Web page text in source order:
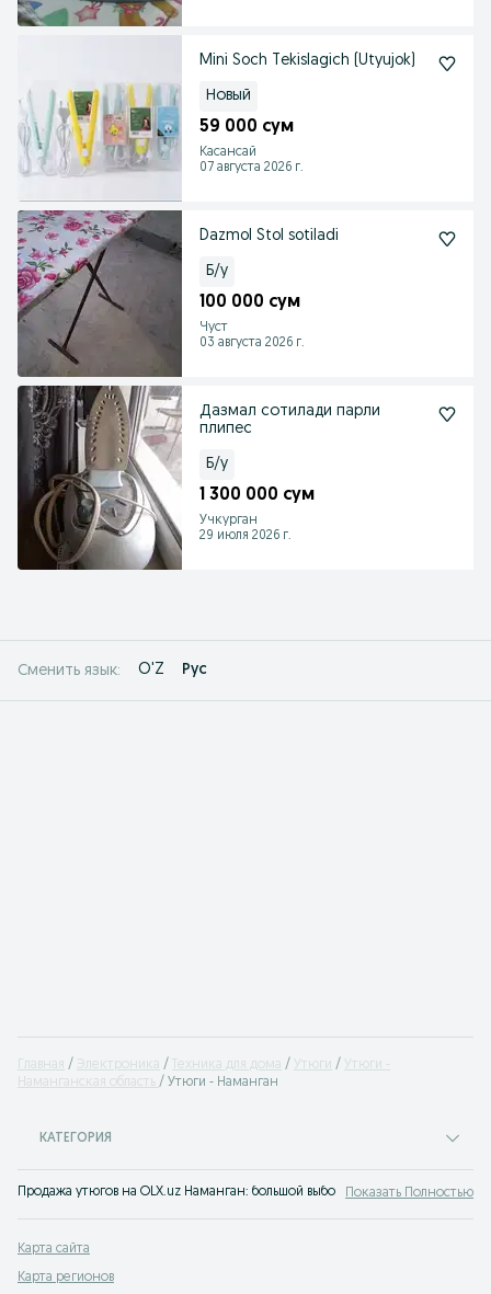
Mini Soch Tekislagich (Utyujok)
Новый
59 000 сум
Касансай
07 августа 2026 г.
Dazmol Stol sotiladi
Б/у
100 000 сум
Чуст
03 августа 2026 г.
Дазмал сотилади парли
плипес
Б/у
1 300 000 сум
Учкурган
29 июля 2026 г.
Сменить язык: O'Z Рус
Главная Электроника Техника для дома Утюги
Утюги -
Наманганская область
Утюги - Наманган
КАТЕГОРИЯ
Продажа утюгов на OLX.uz Наманган: большой выбор и низкие цены.
Показать Полностью
Карта сайта
Карта регионов